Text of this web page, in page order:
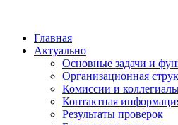
Главная
Актуально
Основные задачи и
Организационная
Комиссии и
Контактная
Результаты проверок